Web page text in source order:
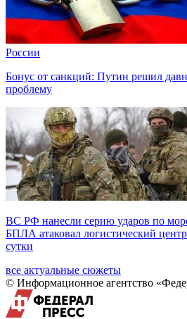
России
Бонус от санкций: Путин решил
проблему
ВС РФ нанесли серию ударов по
БПЛА атаковал логистический центр
сутки
все актуальные сюжеты
© Информационное агентство